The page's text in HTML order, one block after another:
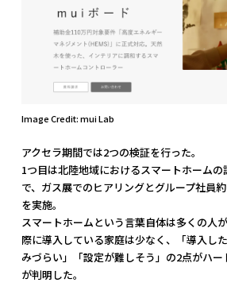
Image Credit: mui Lab
アクセラ期間では2つの検証を行った。
1つ目は北陸地域におけるスマートホーム
で、ガス展でのヒアリングとグループ社員
を実施。
スマートホームという言葉自体は多くの人
際に導入している家庭は少なく、「導入し
みづらい」「設定が難しそう」の2点がハー
が判明した。